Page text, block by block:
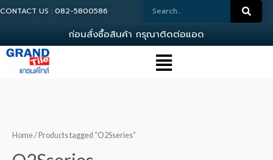
CONTACT US : 082-5800586
กอนสงซอสนคา กรณาตดตอแอดม
Home/ Products tagged “O2Sseries”